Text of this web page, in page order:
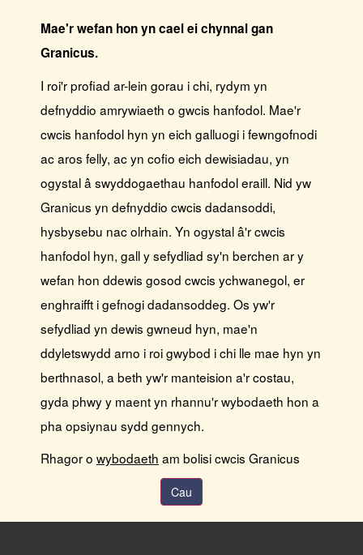
Mae'r wefan hon yn cael ei chynnal gan
Granicus.
I roi'r profiad ar-lein gorau i chi, rydym yn
defnyddio amrywiaeth o gwcis hanfodol. Mae'r
cwcis hanfodol hyn yn eich galluogi i fewngofnodi
ac aros felly, ac yn cofio eich dewisiadau, yn
ogystal â swyddogaethau hanfodol eraill. Nid yw
Granicus yn defnyddio cwcis dadansoddi,
hysbysebu nac olrhain. Yn ogystal â'r cwcis
hanfodol hyn, gall y sefydliad sy'n berchen ar y
wefan hon ddewis gosod cwcis ychwanegol, er
enghraifft i gefnogi dadansoddeg. Os yw'r
sefydliad yn dewis gwneud hyn, mae'n
ddyletswydd arno i roi gwybod i chi lle mae hyn yn
berthnasol, a beth yw'r manteision a'r costau,
gyda phwy y maent yn rhannu'r wybodaeth hon a
pha opsiynau sydd gennych.
Rhagor o wybodaeth am bolisi cwcis Granicus
Cau